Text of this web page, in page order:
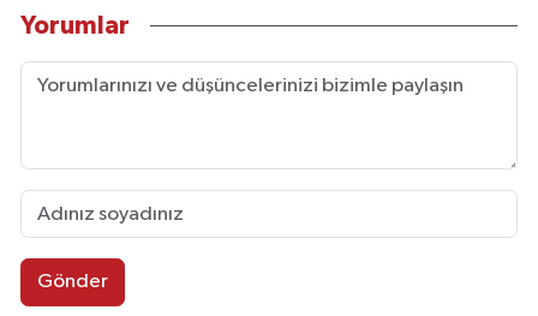
Yorumlar
Gönder